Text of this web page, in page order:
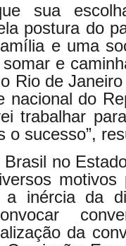
sua
postura do
e uma
e
Rio de
nacional do
trabalhar
o sucesso”,
no
a inércia da
da